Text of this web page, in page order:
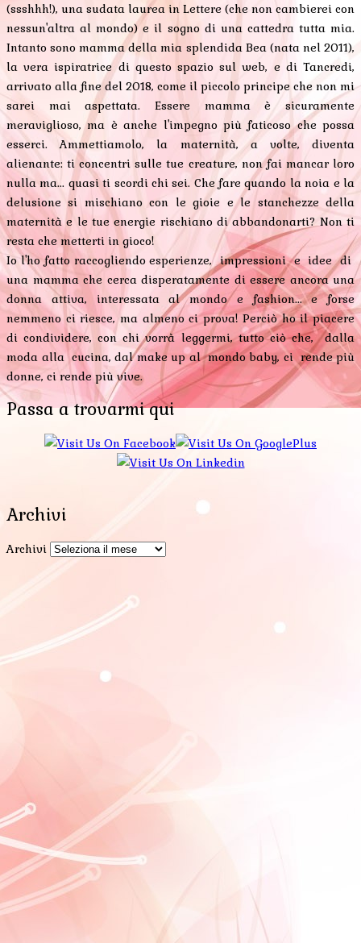
(ssshhh!), una sudata laurea in Lettere (che non cambierei con
nessun'altra al mondo) e il sogno di una cattedra tutta mia.
Intanto sono mamma della mia splendida Bea (nata nel 2011),
la vera ispiratrice di questo spazio sul web, e di Tancredi,
arrivato alla fine del 2018, come il piccolo principe che non mi
sarei mai aspettata. Essere mamma è sicuramente
meraviglioso, ma è anche l'impegno più faticoso che possa
esserci. Ammettiamolo, la maternità, a volte, diventa
alienante: ti concentri sulle tue creature, non fai mancar loro
nulla ma... quasi ti scordi chi sei. Che fare quando la noia e la
delusione si mischiano con le gioie e le stanchezze della
maternità e le tue energie rischiano di abbandonarti? Non ti
resta che metterti in gioco!
Io l'ho fatto raccogliendo esperienze, impressioni e idee di
una mamma che cerca disperatamente di essere ancora una
donna attiva, interessata al mondo e fashion... e forse
nemmeno ci riesce, ma almeno ci prova! Perciò ho il piacere
di condividere, con chi vorrà leggermi, tutto ciò che, dalla
moda alla cucina, dal make up al mondo baby, ci rende più
donne, ci rende più vive.
Passa a trovarmi qui
Archivi
Archivi